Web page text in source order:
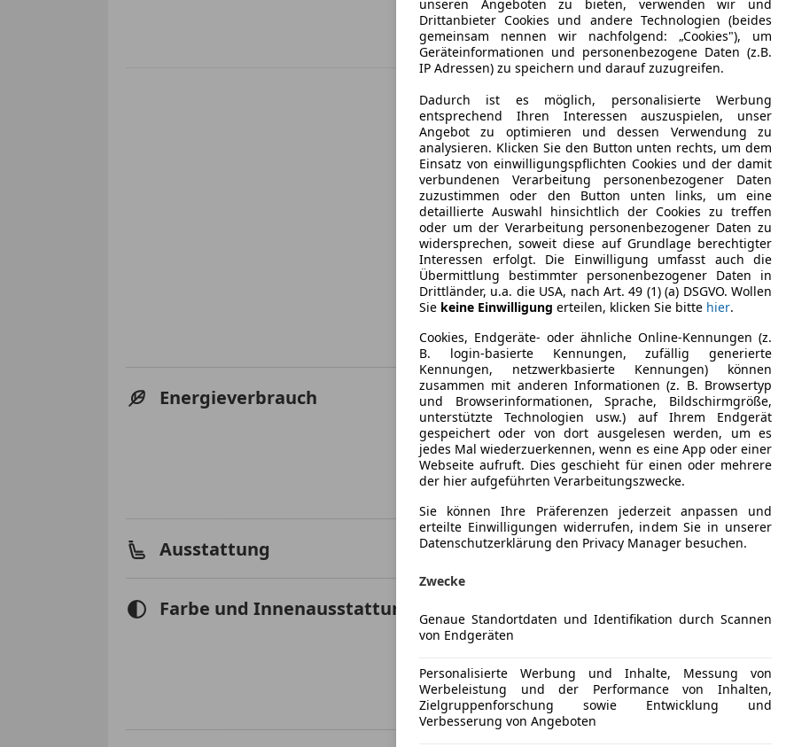
Zylinder
4
Energieverbrauch Schadstoffklasse
Euro 4
Kraftstoff
Benzin
Kraftstoffverbrauch
6,60l/100
CO₂-Emissionen
152 g/km
Ausstattung Komfort
Armlehne
Klimaanlage
Mehr anzeigen
Farbe und Innenausstattung
Lackierung
Farbe der Innenausstattung
Grau
Innenausstattung
Stoff
unseren Angeboten zu bieten, verwenden wir und
Drittanbieter Cookies und andere Technologien (beides
gemeinsam nennen wir nachfolgend: „Cookies"), um
Geräteinformationen und personenbezogene Daten (z.B.
IP Adressen) zu speichern und darauf zuzugreifen.
Dadurch ist es möglich, personalisierte Werbung
entsprechend Ihren Interessen auszuspielen, unser
Angebot zu optimieren und dessen Verwendung zu
analysieren. Klicken Sie den Button unten rechts, um dem
Einsatz von einwilligungspflichten Cookies und der damit
verbundenen Verarbeitung personenbezogener Daten
zuzustimmen oder den Button unten links, um eine
detaillierte Auswahl hinsichtlich der Cookies zu treffen
oder um der Verarbeitung personenbezogener Daten zu
widersprechen, soweit diese auf Grundlage berechtigter
Interessen erfolgt. Die Einwilligung umfasst auch die
Übermittlung bestimmter personenbezogener Daten in
Drittländer, u.a. die USA, nach Art. 49 (1) (a) DSGVO. Wollen
Sie keine Einwilligung erteilen, klicken Sie bitte hier.
Cookies, Endgeräte- oder ähnliche Online-Kennungen (z.
B. login-basierte Kennungen, zufällig generierte
Kennungen, netzwerkbasierte Kennungen) können
zusammen mit anderen Informationen (z. B. Browsertyp
und Browserinformationen, Sprache, Bildschirmgröße,
unterstützte Technologien usw.) auf Ihrem Endgerät
gespeichert oder von dort ausgelesen werden, um es
jedes Mal wiederzuerkennen, wenn es eine App oder einer
Webseite aufruft. Dies geschieht für einen oder mehrere
der hier aufgeführten Verarbeitungszwecke.
Sie können Ihre Präferenzen jederzeit anpassen und
erteilte Einwilligungen widerrufen, indem Sie in unserer
Datenschutzerklärung den Privacy Manager besuchen.
Zwecke
Genaue Standortdaten und Identifikation durch Scannen
von Endgeräten
Personalisierte Werbung und Inhalte, Messung von
Werbeleistung und der Performance von Inhalten,
Zielgruppenforschung sowie Entwicklung und
Verbesserung von Angeboten